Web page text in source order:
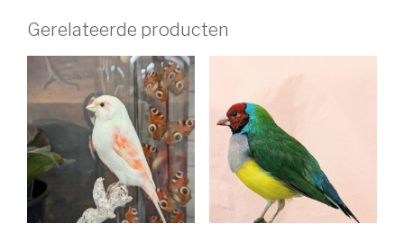
Gerelateerde producten